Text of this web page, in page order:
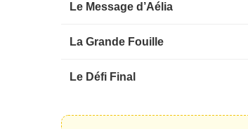
Le Message d’Aélia
La Grande Fouille
Le Défi Final